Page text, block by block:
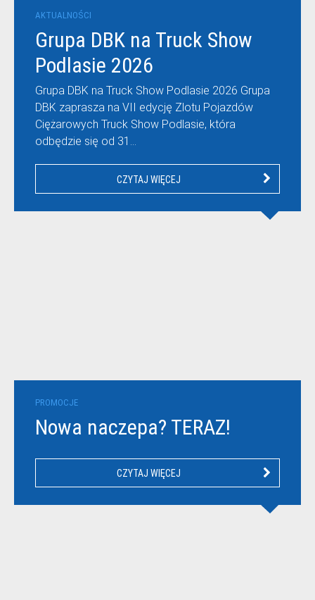
AKTUALNOŚCI
Grupa DBK na Truck Show
Podlasie 2026
Grupa DBK na Truck Show Podlasie 2026 Grupa
DBK zaprasza na VII edycję Zlotu Pojazdów
Ciężarowych Truck Show Podlasie, która
odbędzie się od 31…
CZYTAJ WIĘCEJ
PROMOCJE
Nowa naczepa? TERAZ!
CZYTAJ WIĘCEJ